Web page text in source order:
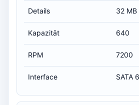
Details 32 MB
Kapazität 640
RPM 7200
Interface SATA